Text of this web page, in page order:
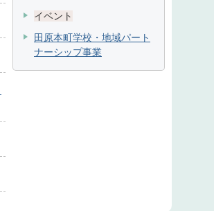
イベント
田原本町学校・地域パート
ナーシップ事業